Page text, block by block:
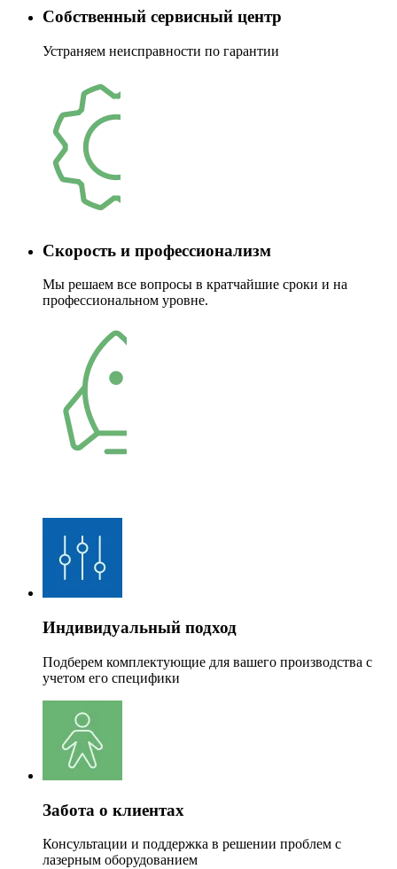
Собственный сервисный центр
Устраняем неисправности по гарантии
Скорость и профессионализм
Мы решаем все вопросы в кратчайшие сроки и на
профессиональном уровне.
Индивидуальный подход
Подберем комплектующие для вашего производства с
учетом его специфики
Забота о клиентах
Консультации и поддержка в решении проблем с
лазерным оборудованием